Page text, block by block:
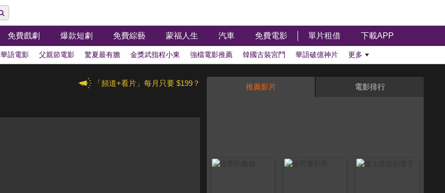
免費戲劇 爆款短劇 免費綜藝 蒙福人生 汽車 免費電影 單片租借 下載APP
華語電影 父親節電影 驚夏最有膽 金獎武指程小東 強檔電影推薦 韓國古裝宮鬥 華語破億神片 更多
「頻道+看片」每月只要 $199？ 推薦影片 電影排行